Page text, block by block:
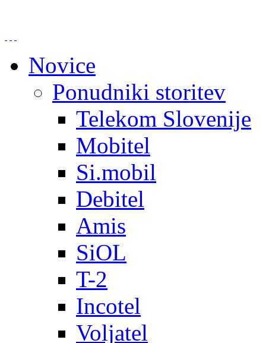
Novice
Ponudniki storitev
Telekom Slovenije
Mobitel
Si.mobil
Debitel
Amis
SiOL
T-2
Incotel
Voljatel